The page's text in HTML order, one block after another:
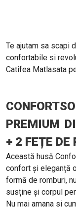
Te ajutam sa scapi
confortabile si
Catifea Matlasata
PREMIUM
+ 2 FEȚE DE
Această husă
confort și eleganță
formă de romburi,
susține și corpul
Nu mai amana si